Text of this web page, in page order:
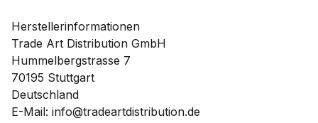
Herstellerinformationen
Trade Art Distribution GmbH
Hummelbergstrasse 7
70195 Stuttgart
Deutschland
E-Mail: info@tradeartdistribution.de